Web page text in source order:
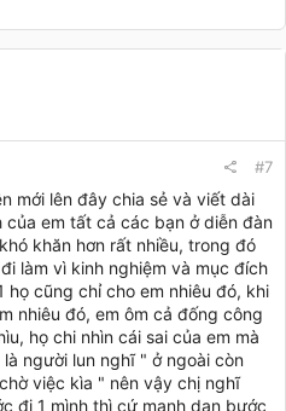
nên khiến e cũng nản, lại
khiến e nản lòng lắm ạ
sắp tết rồi, còn chưa đầy tháng
tháng trời đến tết lại k có gì,
nào nữa ạ
đọc đến những dòng cuối bài
a/c cho e 1 lời khuyên của
#7
mới lên đây chia sẻ và viết dài
em tất cả các bạn ở diễn đàn
khăn hơn rất nhiều, trong đó
làm vì kinh nghiệm và mục đích
họ cũng chỉ cho em nhiêu đó, khi
nhiêu đó, em ôm cả đống công
họ chi nhìn cái sai của em mà
người lun nghĩ " ở ngoài còn
việc kìa " nên vậy chị nghĩ
đi 1 mình thì cứ mạnh dạn bước